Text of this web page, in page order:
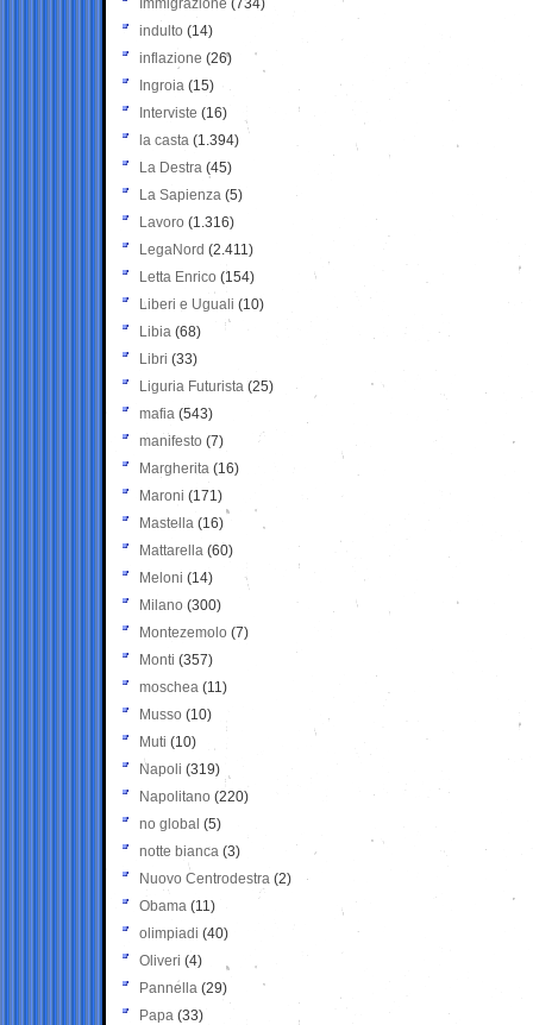
Immigrazione (734)
indulto (14)
inflazione (26)
Ingroia (15)
Interviste (16)
la casta (1.394)
La Destra (45)
La Sapienza (5)
Lavoro (1.316)
LegaNord (2.411)
Letta Enrico (154)
Liberi e Uguali (10)
Libia (68)
Libri (33)
Liguria Futurista (25)
mafia (543)
manifesto (7)
Margherita (16)
Maroni (171)
Mastella (16)
Mattarella (60)
Meloni (14)
Milano (300)
Montezemolo (7)
Monti (357)
moschea (11)
Musso (10)
Muti (10)
Napoli (319)
Napolitano (220)
no global (5)
notte bianca (3)
Nuovo Centrodestra (2)
Obama (11)
olimpiadi (40)
Oliveri (4)
Pannella (29)
Papa (33)